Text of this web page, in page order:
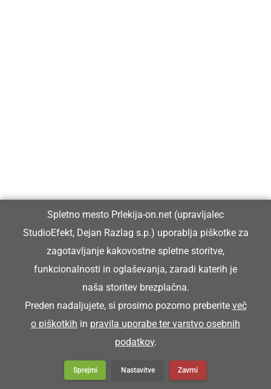
Spletno mesto Prlekija-on.net (upravljalec
StudioEfekt, Dejan Razlag s.p.) uporablja piškotke za
zagotavljanje kakovostne spletne storitve,
funkcionalnosti in oglaševanja, zaradi katerih je
naša storitev brezplačna.
Preden nadaljujete, si prosimo pozorno preberite več
o piškotkih in pravila uporabe ter varstvo osebnih
podatkov.
Sprejmi Nastavitve Zavrni